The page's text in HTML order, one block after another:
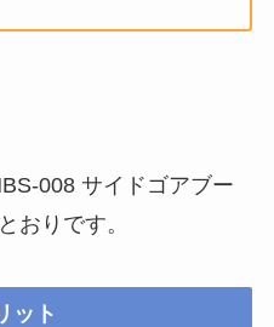
008 サイドゴアブー
おりです。
ット